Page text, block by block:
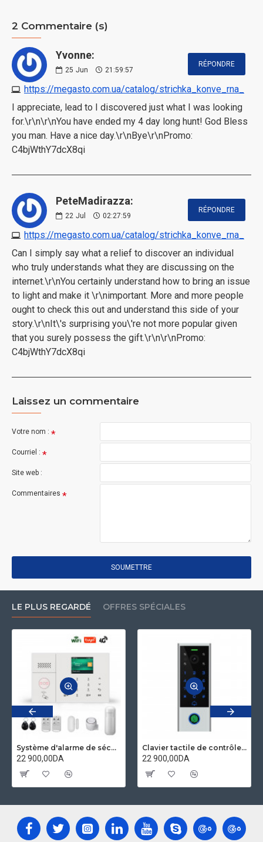
2 Commentaire (s)
Yvonne:
25 Jun 21:59:57
https://megasto.com.ua/catalog/strichka_konve_rna_
RÉPONDRE
I appreciate, lead to I discovered just what I was looking
for.\r\n\r\nYou have ended my 4 day long hunt! God Bless
you man. Have a nice day.\r\nBye\r\nPromo:
C4bjWthY7dcX8qi
PeteMadirazza:
22 Jul 02:27:59
https://megasto.com.ua/catalog/strichka_konve_rna_
RÉPONDRE
Can I simply say what a relief to discover an individual
who truly understands what they are discussing on the
internet.\r\nYou certainly understand how to bring an issue
to light and make it \r\nimportant. More and more people
ought to check this out and understand this side of your
story.\r\nIt\'s surprising you\'re not more popular given
that you surely possess the gift.\r\n\r\nPromo:
C4bjWthY7dcX8qi
Laissez un commentaire
Votre nom :
Courriel :
Site web :
Commentaires
SOUMETTRE
LE PLUS REGARDÉ OFFRES SPÉCIALES
Système d'alarme de sécurité domestique wifi GSM 4G Application tuya compatible Alexa et googleHome
22 900,00DA
Clavier tactile de contrôle d'accès et IP visiophone étanche avec empreinte digitale compatible Tuya secukey Vcontrol 3-F
22 900,00DA